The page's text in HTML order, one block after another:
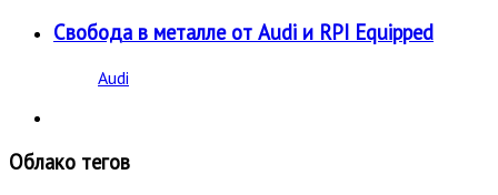
Свобода в металле от Audi и RPI Equipped
Audi
Облако тегов